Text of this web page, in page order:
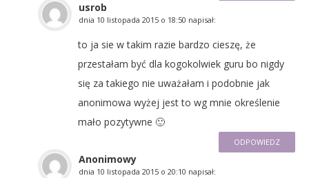
usrob
dnia 10 listopada 2015 o 18:50 napisał:
to ja sie w takim razie bardzo cieszę, że
przestałam być dla kogokolwiek guru bo nigdy
się za takiego nie uważałam i podobnie jak
anonimowa wyżej jest to wg mnie określenie
mało pozytywne 🙂
ODPOWIEDZ
Anonimowy
dnia 10 listopada 2015 o 20:10 napisał: